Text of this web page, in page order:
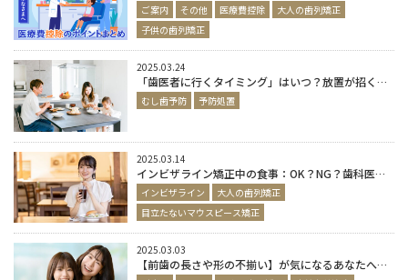
ご案内 その他 医療費控除
大人の歯列矯正
子供の歯列矯正
2025.03.24
「歯医者に行くタイミング」はいつ？放置が招くリスクと対策
むし歯予防 予防処置
2025.03.14
インビザライン矯正中の食事：OK？NG？歯科医が教える注意点
インビザライン
大人の歯列矯正
目立たないマウスピース矯正
2025.03.03
【前歯の長さや形の不揃い】が気になるあなたへ｜自信の持てる笑顔を取り戻しましょう